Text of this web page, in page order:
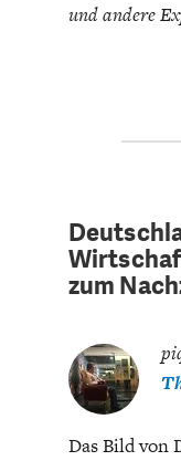
und andere
zum
Das Bild von